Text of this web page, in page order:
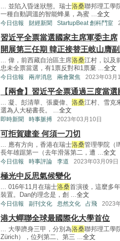
... 並陷入昏迷狀態。瑞士洛桑聯邦理工學
一種自動調溫的智能蜂巢，為蜜 ...全文
今日信報 財經新聞 StartupBeat 創科鬥室
習近平全票當選國家主席軍委主席
開展第三任期 韓正接替王岐山膺
... 偉，前西藏自治區主席洛桑江村，以及
忠未全票當選，有1票反對和1票棄 ...全文
今日信報 兩岸消息 兩會聚焦 2023年03月
【兩會】習近平全票通過三度當
... 凝、彭清華、張慶偉、 洛桑江村、雪克
選為人大秘書長。 ...全文
即時新聞 時事脈搏 2023年03月10日
可拒賀建奎 何須一刀切
... 應有方向，香港在瑞士洛桑管理學院（
長年雄踞第一（去年滑落第二，遭 ...全文
今日信報 時事評論 李道 2023年03月09日
極光中反思氣候變化
... 016年11月在瑞士洛桑首演後，這麼多
裝置。Dan的理念是，創 ...全文
今日信報 副刊文化 忽然文化 占飛 2023
港大蟬聯全球最國際化大學首位
... 大學躋身三甲，分別為洛桑聯邦理工學
Zürich），位列第二、第三 ...全文